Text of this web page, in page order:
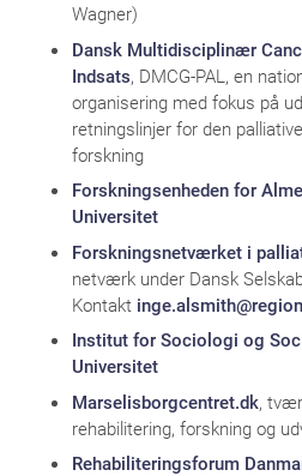
Wagner)
Dansk Multidisciplinær
Indsats, DMCG-PAL, en
organisering med fokus på
retningslinjer for den
forskning
Forskningsenheden for
Universitet
Forskningsnetværket i
netværk under Dansk
Kontakt
Institut for Sociologi og
Universitet
Marselisborgcentret.dk,
rehabilitering, forskning og
Rehabiliteringsforum